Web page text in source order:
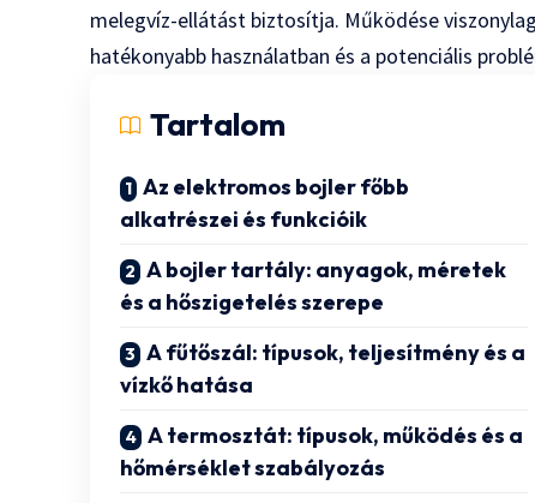
melegvíz-ellátást biztosítja. Működése
hatékonyabb használatban és a potenciális
Tartalom
Az elektromos bojler főbb
alkatrészei és funkcióik
A bojler tartály: anyagok, méretek
és a hőszigetelés szerepe
A fűtőszál: típusok, teljesítmény és a
vízkő hatása
A termosztát: típusok, működés és a
hőmérséklet szabályozás